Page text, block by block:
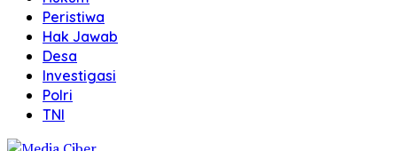
Peristiwa
Hak Jawab
Desa
Investigasi
Polri
TNI